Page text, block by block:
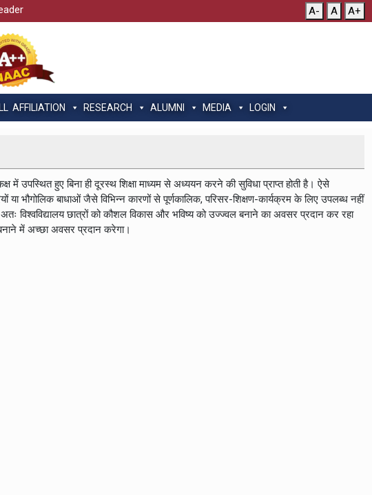
A- A A+
AFFILIATION RESEARCH ALUMNI MEDIA LOGIN
में उपस्थित हुए बिना ही दूरस्थ शिक्षा माध्यम से अध्ययन करने की सुविधा प्राप्त होती है। ऐसे
या भौगोलिक बाधाओं जैसे विभिन्न कारणों से पूर्णकालिक, परिसर-शिक्षण-कार्यक्रम के लिए उपलब्ध नहीं
अतः विश्वविद्यालय छात्रों को कौशल विकास और भविष्य को उज्ज्वल बनाने का अवसर प्रदान कर रहा
में अच्छा अवसर प्रदान करेगा।